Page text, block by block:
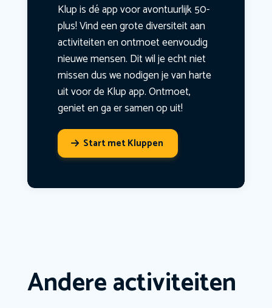
Klup is dé app voor avontuurlijk 50-
plus! Vind een grote diversiteit aan
activiteiten en ontmoet eenvoudig
nieuwe mensen. Dit wil je echt niet
missen dus we nodigen je van harte
uit voor de Klup app. Ontmoet,
geniet en ga er samen op uit!
Start met Kluppen
Andere activiteiten